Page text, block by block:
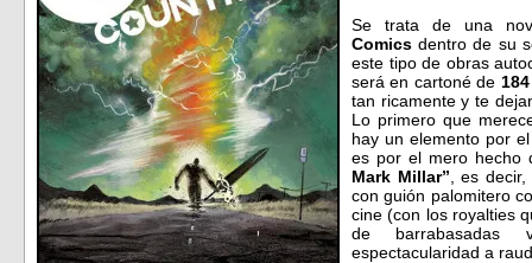
Se trata de una
Comics dentro de su
este tipo de obras
será en cartoné de
tan ricamente y te
Lo primero que
hay un elemento por
es por el mero
Mark Millar” , es
con guión palomitero
cine (con los royalties
de barrabasadas
espectacularidad a